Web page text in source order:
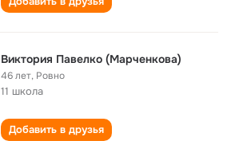
Виктория Павелко (Марченкова)
46 лет, Ровно
11 школа
Добавить в друзья